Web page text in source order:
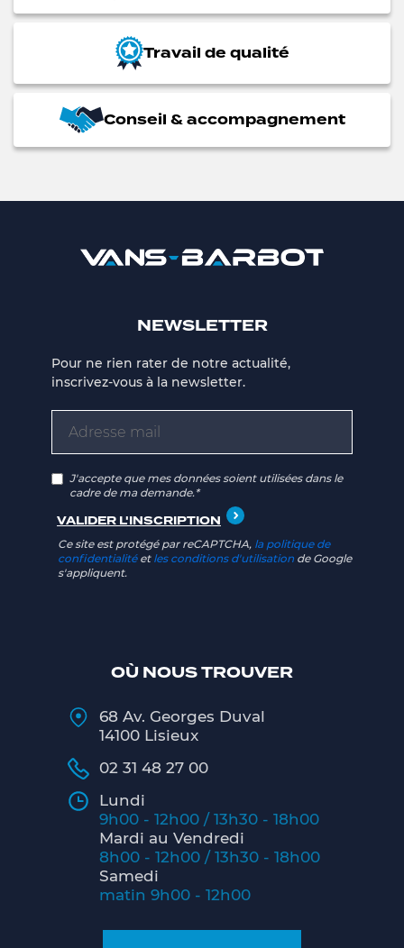
Travail de qualité
Conseil & accompagnement
OÙ NOUS TROUVER
68 Av. Georges Duval
14100 Lisieux
02 31 48 27 00
Lundi
9h00 - 12h00 / 13h30 - 18h00
Mardi au Vendredi
8h00 - 12h00 / 13h30 - 18h00
Samedi
matin 9h00 - 12h00
NEWSLETTER
Pour ne rien rater de notre actualité,
inscrivez-vous à la newsletter.
J'accepte que mes données soient utilisées dans le
cadre de ma demande.*
Ce site est protégé par reCAPTCHA, la politique de
confidentialitéet les conditions d'utilisation de Google
s'appliquent.